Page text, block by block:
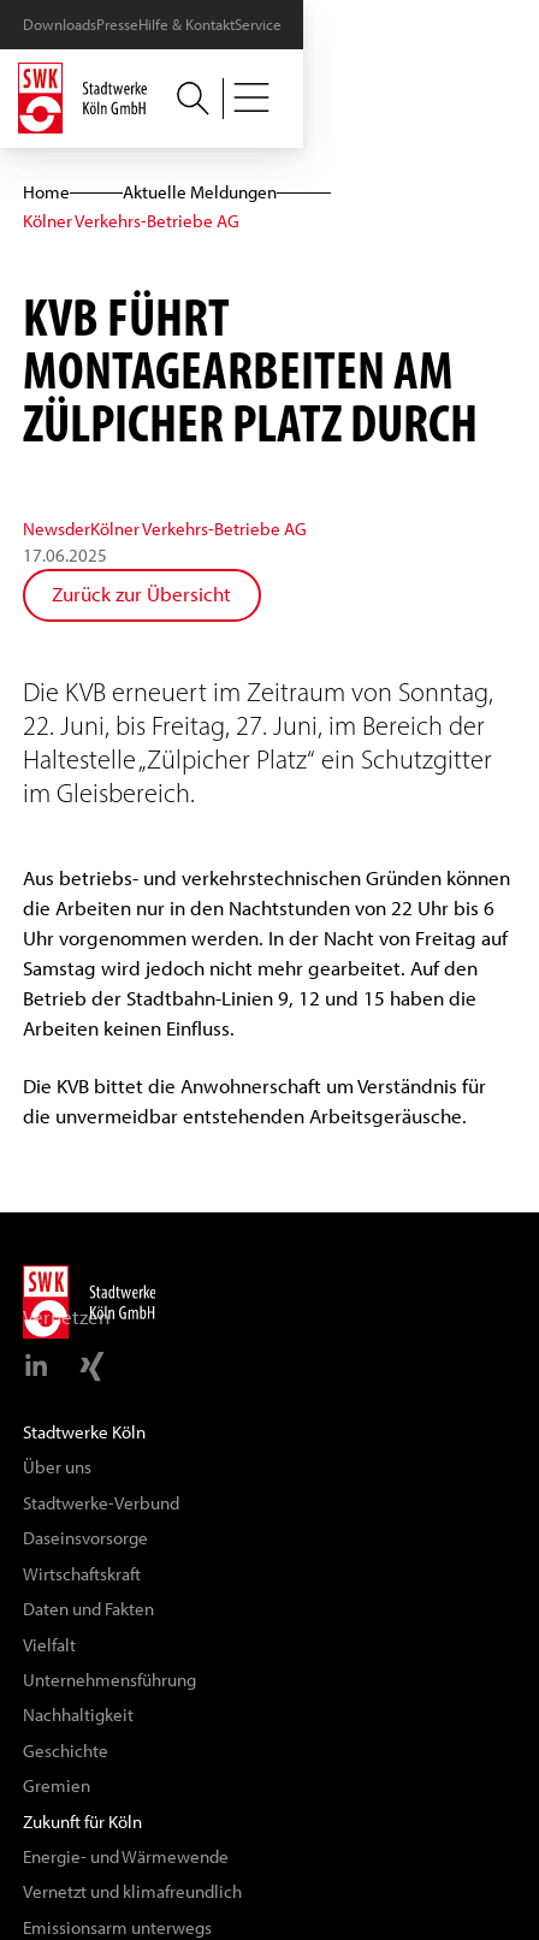
DownloadsPresseHilfe & KontaktService
Home
Aktuelle Meldungen
Kölner Verkehrs-Betriebe AG
KVB FÜHRT
MONTAGEARBEITEN AM
ZÜLPICHER PLATZ DURCH
NewsderKölner Verkehrs-Betriebe AG
17.06.2025
Zurück zur Übersicht
Die KVB erneuert im Zeitraum von Sonntag,
22. Juni, bis Freitag, 27. Juni, im Bereich der
Haltestelle „Zülpicher Platz“ ein Schutzgitter
im Gleisbereich.
Aus betriebs- und verkehrstechnischen Gründen können
die Arbeiten nur in den Nachtstunden von 22 Uhr bis 6
Uhr vorgenommen werden. In der Nacht von Freitag auf
Samstag wird jedoch nicht mehr gearbeitet. Auf den
Betrieb der Stadtbahn-Linien 9, 12 und 15 haben die
Arbeiten keinen Einfluss.
Die KVB bittet die Anwohnerschaft um Verständnis für
die unvermeidbar entstehenden Arbeitsgeräusche.
Vernetzen
Stadtwerke Köln
Über uns
Stadtwerke-Verbund
Daseinsvorsorge
Wirtschaftskraft
Daten und Fakten
Vielfalt
Unternehmensführung
Nachhaltigkeit
Geschichte
Gremien
Zukunft für Köln
Energie- und Wärmewende
Vernetzt und klimafreundlich
Emissionsarm unterwegs